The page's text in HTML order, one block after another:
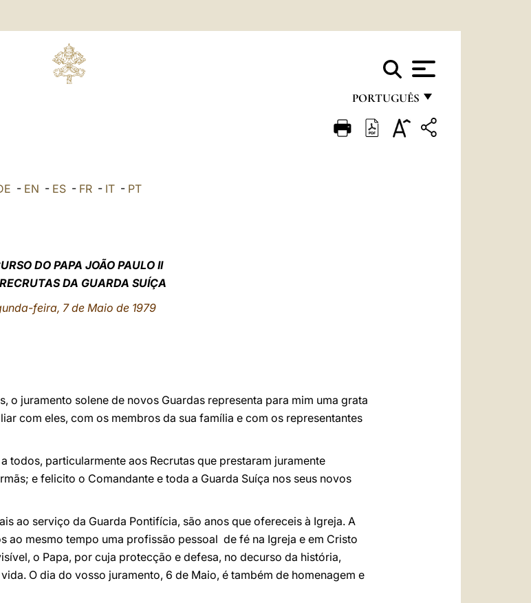
PORTUGUÊS
FRANÇAIS
- EN - ES - FR - IT - PT
DO PAPA JOÃO PAULO II
DA GUARDA SUÍÇA
feira, 7 de Maio de 1979
o juramento solene de novos Guardas representa para mim uma grata
com eles, com os membros da sua família e com os representantes
todos, particularmente aos Recrutas que prestaram juramente
e felicito o Comandante e toda a Guarda Suíça nos seus novos
ao serviço da Guarda Pontifícia, são anos que ofereceis à Igreja. A
ao mesmo tempo uma profissão pessoal de fé na Igreja e em Cristo
o Papa, por cuja protecção e defesa, no decurso da história,
O dia do vosso juramento, 6 de Maio, é também de homenagem e